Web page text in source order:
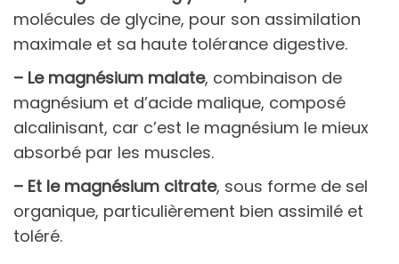
molécules de glycine, pour son assimilation
maximale et sa haute tolérance digestive.
– Le magnésium malate, combinaison de
magnésium et d’acide malique, composé
alcalinisant, car c’est le magnésium le mieux
absorbé par les muscles.
– Et le magnésium citrate, sous forme de sel
organique, particulièrement bien assimilé et
toléré.